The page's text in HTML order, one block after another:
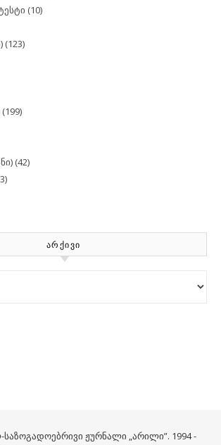
(10)
(123)
(199)
(42)
ᲐᲠᲥᲘᲕᲘ
ჟურნალი „არილი”. 1994 -